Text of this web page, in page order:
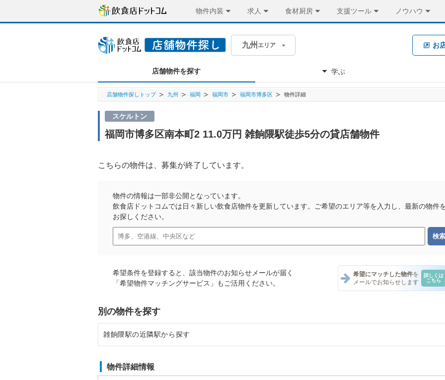
物件内装 求人 食材厨房 支援ツール ノウハウ
九州 エリア お
店舗物件を探す 学ぶ
店舗物件探しトップ 九州 福岡 福岡市 福岡市博多区 物件詳細
スケルトン
福岡市博多区南本町2 11.0万円 雑餉隈駅徒歩5分の貸店舗物件
こちらの物件は、募集が終了しています。
物件の情報は一部非公開となっています。
飲食店ドットコムでは日々新しい飲食店物件を更新しています。ご希望のエリア等を入力し、最新の物件
お探しください。
希望条件を登録すると、該当物件のお知らせメールが届く
「希望物件マッチングサービス」もご活用ください。
希望にマッチした物件を
メールでお知らせします
詳しくは
こちら
別の物件を探す
雑餉隈駅の近隣駅から探す
物件詳細情報